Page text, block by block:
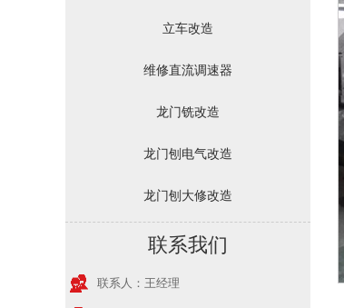
立车改造
维修直流调速器
龙门铣改造
龙门刨电气改造
龙门刨大修改造
联系我们
联系人： 王经理